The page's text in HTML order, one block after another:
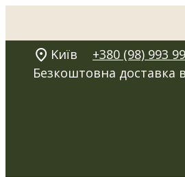
Kиїв
+380 (98) 993
Безкоштовна доставка